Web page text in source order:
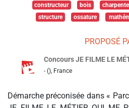
constructeur bois charpente
structure
ossature
PROPOSÉ
Concours JE FILME LE
- (), France
Démarche préconisée dans «